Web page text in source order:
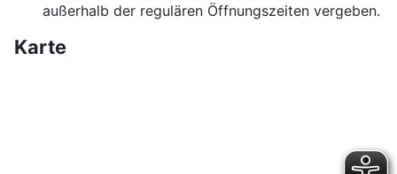
außerhalb der regulären Öffnungszeiten vergeben.
Karte